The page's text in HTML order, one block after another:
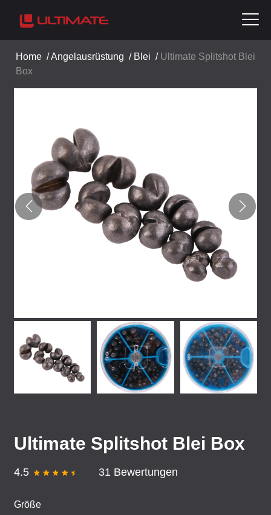
Home /Angelausrüstung / Blei / Ultimate Splitshot Blei
Box
Ultimate Splitshot Blei Box
4.5 31 Bewertungen
Größe